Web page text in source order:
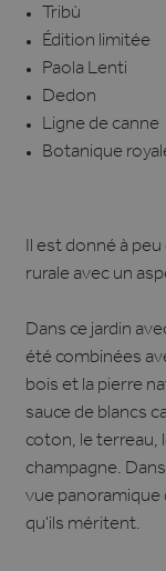
Tribù
Édition limitée
Paola Lenti
Dedon
Ligne de canne
Botanique
Il est donné à
rurale avec un
Dans ce jardin
été combinées
bois et la pierre
sauce de blancs
coton, le terreau,
champagne.
vue
qu'ils méritent.